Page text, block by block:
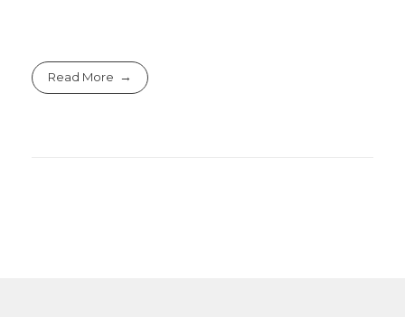
Read More